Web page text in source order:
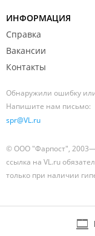
ИНФОРМАЦИЯ
Справка
Вакансии
Контакты
Обнаружили ошибку
Напишите нам письмо:
spr@VL.ru
© ООО "Фарпост",
ссылка на VL.ru
только при наличии